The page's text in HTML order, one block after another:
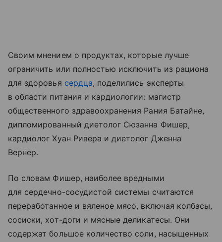
Своим мнением о продуктах, которые лучше
ограничить или полностью исключить из рациона
для здоровья сердца, поделились эксперты
в области питания и кардиологии: магистр
общественного здравоохранения Рания Батайне,
дипломированный диетолог Сюзанна Фишер,
кардиолог Хуан Ривера и диетолог Дженна
Вернер.
По словам Фишер, наиболее вредными
для сердечно-сосудистой системы считаются
переработанное и вяленое мясо, включая колбасы,
сосиски, хот-доги и мясные деликатесы. Они
содержат большое количество соли, насыщенных